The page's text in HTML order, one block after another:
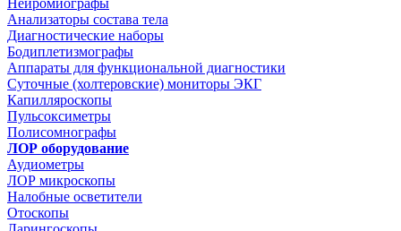
Нейромиографы
Анализаторы состава тела
Диагностические наборы
Бодиплетизмографы
Аппараты для функциональной диагностики
Суточные (холтеровские) мониторы ЭКГ
Капилляроскопы
Пульсоксиметры
Полисомнографы
ЛОР оборудование
Аудиометры
ЛОР микроскопы
Налобные осветители
Отоскопы